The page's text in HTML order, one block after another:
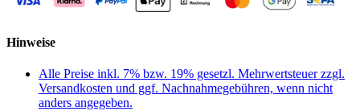
Hinweise
Alle Preise inkl. 7% bzw. 19% gesetzl. Mehrwertsteuer zzgl.
Versandkosten und ggf. Nachnahmegebühren, wenn nicht
anders angegeben.